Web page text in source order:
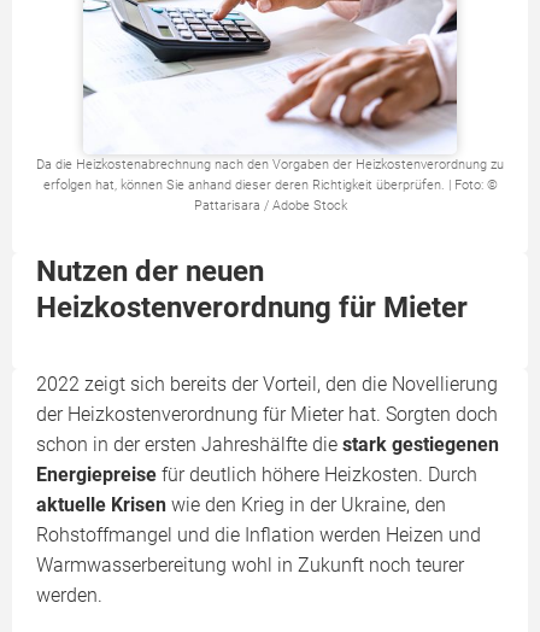
Da die Heizkostenabrechnung nach den Vorgaben der Heizkostenverordnung zu
erfolgen hat, können Sie anhand dieser deren Richtigkeit überprüfen. | Foto: ©
Pattarisara / Adobe Stock
Nutzen der neuen
Heizkostenverordnung für Mieter
2022 zeigt sich bereits der Vorteil, den die Novellierung
der Heizkostenverordnung für Mieter hat. Sorgten doch
schon in der ersten Jahreshälfte die stark gestiegenen
Energiepreise für deutlich höhere Heizkosten. Durch
aktuelle Krisen wie den Krieg in der Ukraine, den
Rohstoffmangel und die Inflation werden Heizen und
Warmwasserbereitung wohl in Zukunft noch teurer
werden.